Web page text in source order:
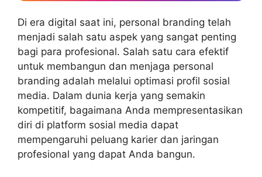
Di era digital saat ini, personal branding telah
menjadi salah satu aspek yang sangat penting
bagi para profesional. Salah satu cara efektif
untuk membangun dan menjaga personal
branding adalah melalui optimasi profil sosial
media. Dalam dunia kerja yang semakin
kompetitif, bagaimana Anda mempresentasikan
diri di platform sosial media dapat
mempengaruhi peluang karier dan jaringan
profesional yang dapat Anda bangun.